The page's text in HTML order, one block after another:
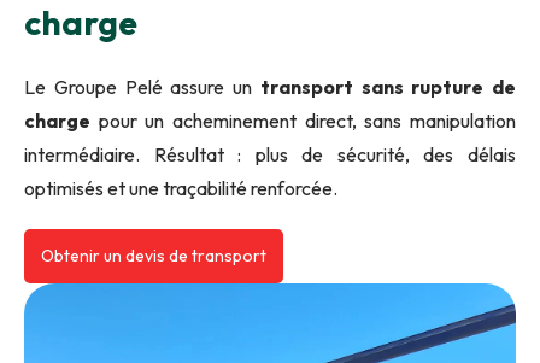
charge
Le Groupe Pelé assure un transport sans rupture de
charge pour un acheminement direct, sans manipulation
intermédiaire. Résultat : plus de sécurité, des délais
optimisés et une traçabilité renforcée.
Obtenir un devis de transport